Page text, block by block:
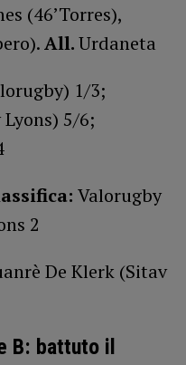
(46’Torres),
All.Urdaneta
1/3;
5/6;
Valorugby
2
De Klerk (Sitav
B: battuto il